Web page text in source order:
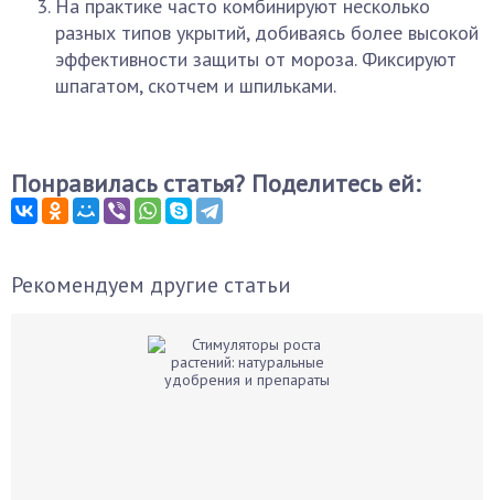
На практике часто комбинируют несколько
разных типов укрытий, добиваясь более высокой
эффективности защиты от мороза. Фиксируют
шпагатом, скотчем и шпильками.
Понравилась статья? Поделитесь ей:
Рекомендуем другие статьи